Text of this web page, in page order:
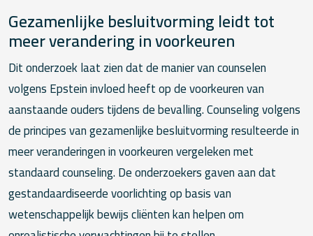
Gezamenlijke besluitvorming leidt tot
meer verandering in voorkeuren
Dit onderzoek laat zien dat de manier van counselen
volgens Epstein invloed heeft op de voorkeuren van
aanstaande ouders tijdens de bevalling. Counseling volgens
de principes van gezamenlijke besluitvorming resulteerde in
meer veranderingen in voorkeuren vergeleken met
standaard counseling. De onderzoekers gaven aan dat
gestandaardiseerde voorlichting op basis van
wetenschappelijk bewijs cliënten kan helpen om